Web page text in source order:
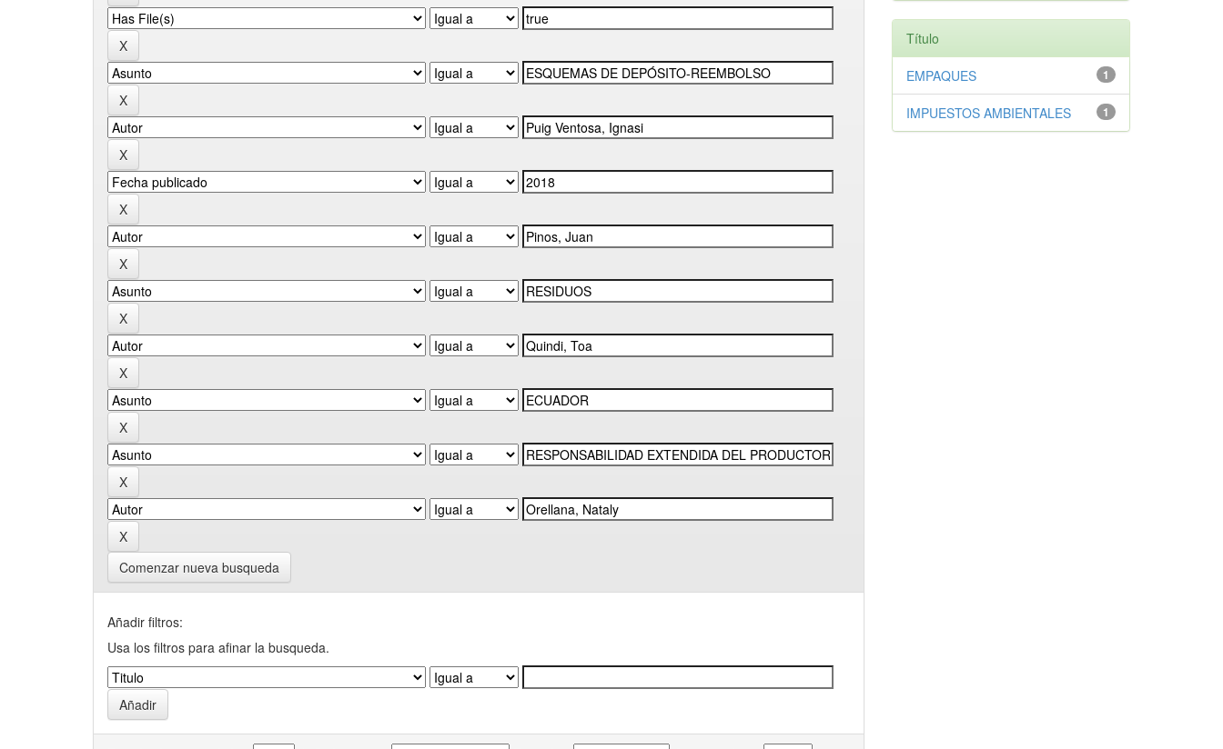
Comenzar nueva busqueda
Añadir filtros:
Usa los filtros para afinar la busqueda.
Título
1
EMPAQUES
1
IMPUESTOS AMBIENTALES